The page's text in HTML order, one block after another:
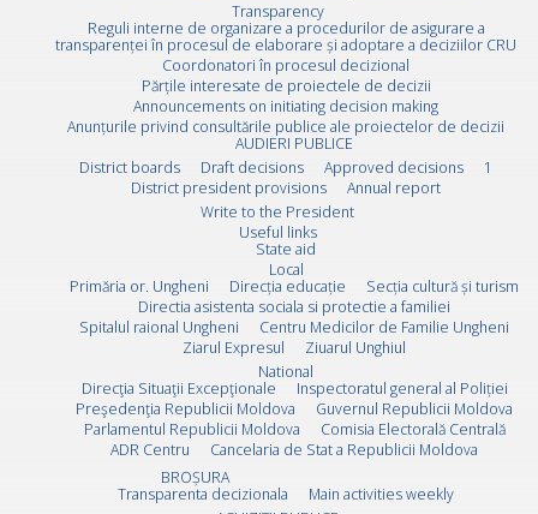
Transparency
Reguli interne de organizare a procedurilor de asigurare a
transparenței în procesul de elaborare și adoptare a deciziilor CRU
Coordonatori în procesul decizional
Părțile interesate de proiectele de decizii
Announcements on initiating decision making
Anunțurile privind consultările publice ale proiectelor de decizii
AUDIERI PUBLICE
District boards
Draft decisions Approved decisions
1
District president provisions
Annual report
Write to the President
Useful links
State aid
Local
Primăria or. Ungheni
Direcția educație
Secția cultură și turism
Directia asistenta sociala si protectie a familiei
Spitalul raional Ungheni
Centru Medicilor de Familie Ungheni
Ziarul Expresul
Ziuarul Unghiul
National
Direcţia Situaţii Excepţionale
Inspectoratul general al Poliției
Preşedenţia Republicii Moldova
Guvernul Republicii Moldova
Parlamentul Republicii Moldova
Comisia Electorală Centrală
ADR Centru
Cancelaria de Stat a Republicii Moldova
BROȘURA
Transparenta decizionala
Main activities weekly